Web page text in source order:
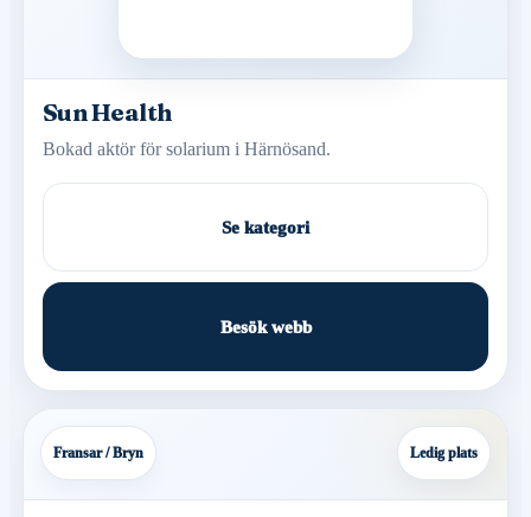
Sun Health
Bokad aktör för solarium i Härnösand.
Se kategori
Besök webb
Fransar / Bryn Ledig plats